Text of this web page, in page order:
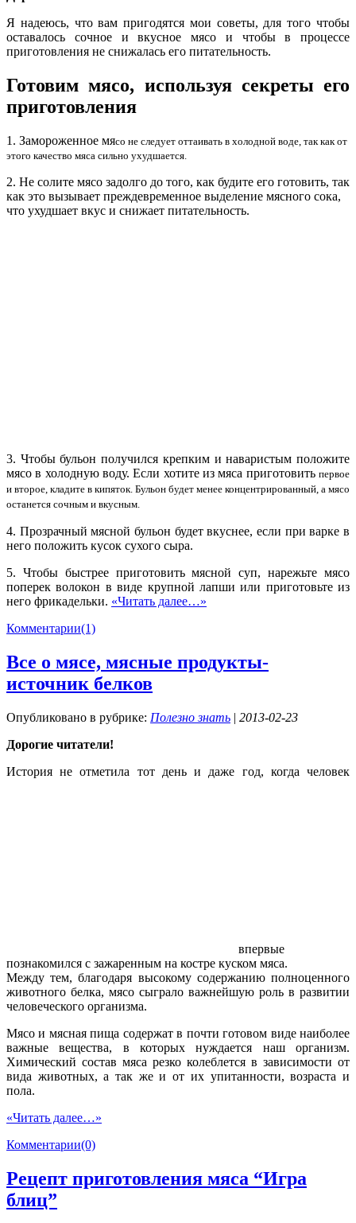
Я надеюсь, что вам пригодятся мои советы, для того чтобы
оставалось сочное и вкусное мясо и чтобы в процессе
приготовления не снижалась его питательность.
Готовим мясо, используя секреты его
приготовления
1. Замороженное мясо не следует оттаивать в холодной воде, так как от
этого качество мяса сильно ухудшается.
2. Не солите мясо задолго до того, как будите его готовить, так
как это вызывает преждевременное выделение мясного сока,
что ухудшает вкус и снижает питательность.
3. Чтобы бульон получился крепким и наваристым положите
мясо в холодную воду. Если хотите из мяса приготовить первое
и второе, кладите в кипяток. Бульон будет менее концентрированный, а мясо
останется сочным и вкусным.
4. Прозрачный мясной бульон будет вкуснее, если при варке в
него положить кусок сухого сыра.
5. Чтобы быстрее приготовить мясной суп, нарежьте мясо
поперек волокон в виде крупной лапши или приготовьте из
него фрикадельки. «Читать далее…»
Комментарии(1)
Все о мясе, мясные продукты-
источник белков
Опубликовано в рубрике: Полезно знать | 2013-02-23
Дорогие читатели!
История не отметила тот день и даже год, когда человек
впервые
познакомился с зажаренным на костре куском мяса.
Между тем, благодаря высокому содержанию полноценного
животного белка, мясо сыграло важнейшую роль в развитии
человеческого организма.
Мясо и мясная пища содержат в почти готовом виде наиболее
важные вещества, в которых нуждается наш организм.
Химический состав мяса резко колеблется в зависимости от
вида животных, а так же и от их упитанности, возраста и
пола.
«Читать далее…»
Комментарии(0)
Рецепт приготовления мяса “Игра
блиц”